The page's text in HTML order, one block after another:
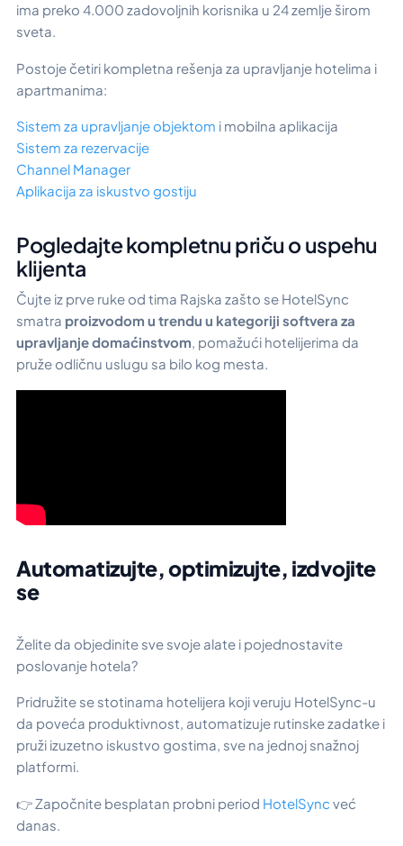
ima preko 4.000 zadovoljnih korisnika u 24 zemlje širom
sveta.
Postoje četiri kompletna rešenja za upravljanje hotelima i
apartmanima:
Sistem za upravljanje objektom i mobilna aplikacija
Sistem za rezervacije
Channel Manager
Aplikacija za iskustvo gostiju
Pogledajte kompletnu priču o uspehu
klijenta
Čujte iz prve ruke od tima Rajska zašto se HotelSync
smatra proizvodom u trendu u kategoriji softvera za
upravljanje domaćinstvom, pomažući hotelijerima da
pruže odličnu uslugu sa bilo kog mesta.
Automatizujte, optimizujte, izdvojite
se
Želite da objedinite sve svoje alate i pojednostavite
poslovanje hotela?
Pridružite se stotinama hotelijera koji veruju HotelSync-u
da poveća produktivnost, automatizuje rutinske zadatke i
pruži izuzetno iskustvo gostima, sve na jednoj snažnoj
platformi.
👉 Započnite besplatan probni period HotelSync već
danas.